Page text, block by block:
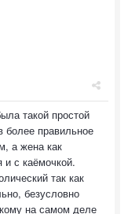
такой простой
более правильное
а жена как
и с каёмочкой.
так как
безусловно
на самом деле